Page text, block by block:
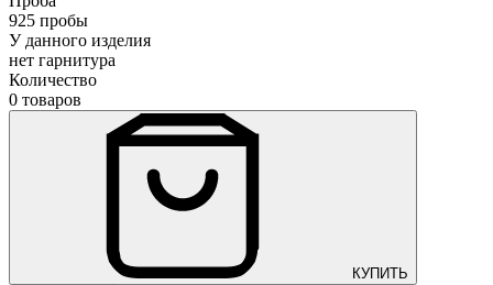
925 пробы
У данного изделия
нет гарнитура
Количество
0 товаров
КУПИТЬ